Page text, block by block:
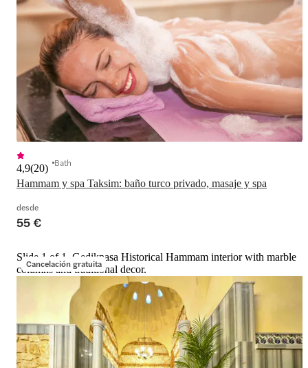
Hammam y spa Taksim: baño turco privado, masaje y spa
4,9(20) Bath
desde
55 €
Cancelación gratuita
Slide 1 of 1, Gedikpasa Historical Hammam interior with marble
columns and traditional decor.